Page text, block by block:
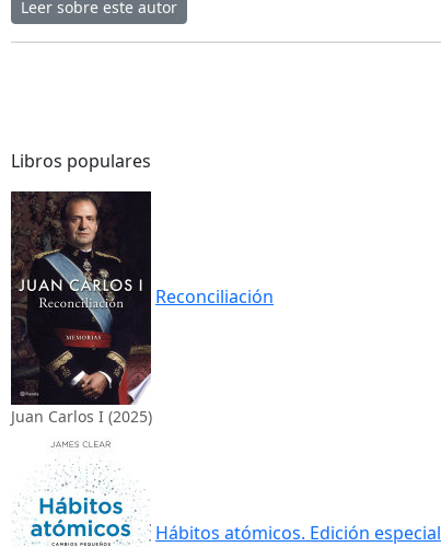
Leer sobre este autor
Libros populares
Reconciliación
Juan Carlos I (2025)
Hábitos atómicos. Edición especial